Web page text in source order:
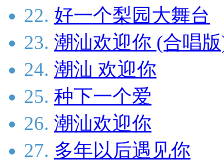
22. 好一个梨园大舞台
23. 潮汕欢迎你 (合唱
24. 潮汕 欢迎你
25. 种下一个爱
26. 潮汕欢迎你
27. 多年以后遇见你